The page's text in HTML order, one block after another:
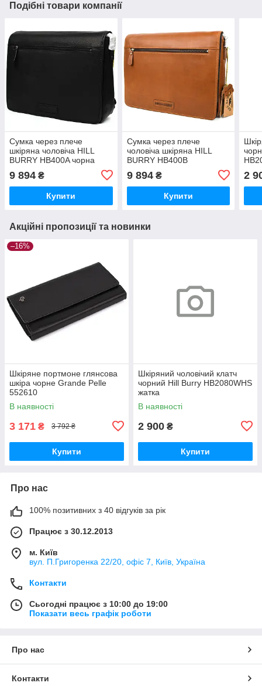
Подібні товари компанії
Сумка через плече
шкіряна чоловіча HILL
BURRY HB400A чорна
9 894 ₴
Купити
Сумка через плече
чоловіча шкіряна HILL
BURRY HB400B
9 894₴
Купити
2
Акційні пропозиції та новинки
–16%
Шкіряне портмоне глянсова
шкіра чорне Grande Pelle
552610
В наявності
3 171 ₴ 3 792 ₴
Купити
Шкіряний чоловічий клатч
чорний Hill Burry HB2080WHS
жатка
В наявності
2 900 ₴
Купити
Про нас
100% позитивних з 40 відгуків за рік
Працює з 30.12.2013
м. Київ
вул. П.Григоренка 22/20, офіс 7, Київ, Україна
Контакти
Сьогодні працює з 10:00 до 19:00
Показати весь графік роботи
Про нас
Контакти